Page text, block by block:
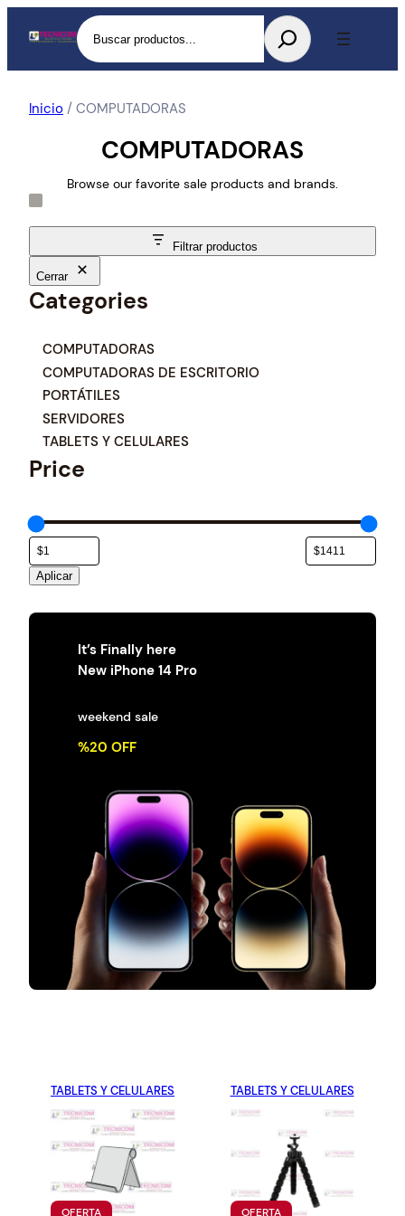
Buscar
Inicio / COMPUTADORAS
COMPUTADORAS
Browse our favorite sale products and brands.
Filtrar productos
Cerrar
Categories
COMPUTADORAS
COMPUTADORAS DE ESCRITORIO
PORTÁTILES
SERVIDORES
TABLETS Y CELULARES
Price
Aplicar
It’s Finally here
New iPhone 14 Pro
weekend sale
%20 OFF
TABLETS Y CELULARES
OFERTAP
TABLETS Y CELULARES
OFERTAP